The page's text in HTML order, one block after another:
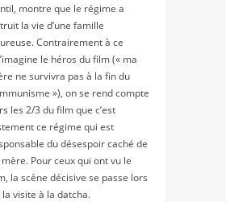
montre que le régime a
la vie d’une famille
Contrairement à ce
le héros du film (« ma
ne survivra pas à la fin du
»), on se rend compte
les 2/3 du film que c’est
ce régime qui est
du désespoir caché de
Pour ceux qui ont vu le
la scène décisive se passe lors
la visite à la datcha.